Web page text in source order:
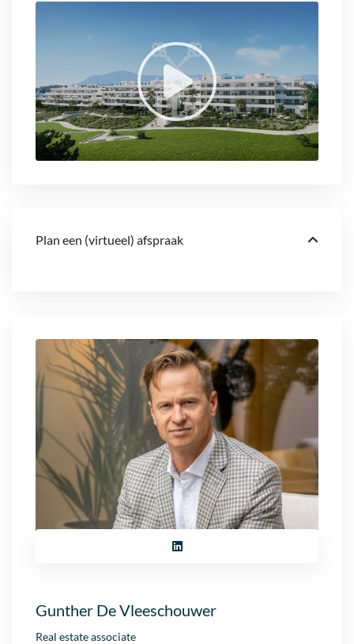
Plan een (virtueel) afspraak
Gunther De Vleeschouwer
Real estate associate